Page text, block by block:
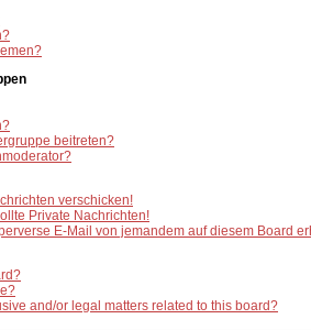
beitreten?
verschicken!
Private Nachrichten!
E-Mail von jemandem auf diesem Board
and/or legal matters related to this board?